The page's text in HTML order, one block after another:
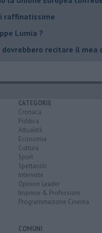
raffinatissime
Lumia ?
recitare il mea
CATEGORIE
Cronaca
Politica
Attualità
Economia
Cultura
Sport
Spettacoli
Interviste
Opinion Leader
Imprese & Professioni
Programmazione Cinema
COMUNI